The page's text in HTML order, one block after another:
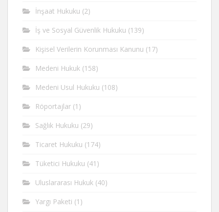
İnşaat Hukuku (2)
İş ve Sosyal Güvenlik Hukuku (139)
Kişisel Verilerin Korunması Kanunu (17)
Medeni Hukuk (158)
Medeni Usul Hukuku (108)
Röportajlar (1)
Sağlık Hukuku (29)
Ticaret Hukuku (174)
Tüketici Hukuku (41)
Uluslararası Hukuk (40)
Yargı Paketi (1)